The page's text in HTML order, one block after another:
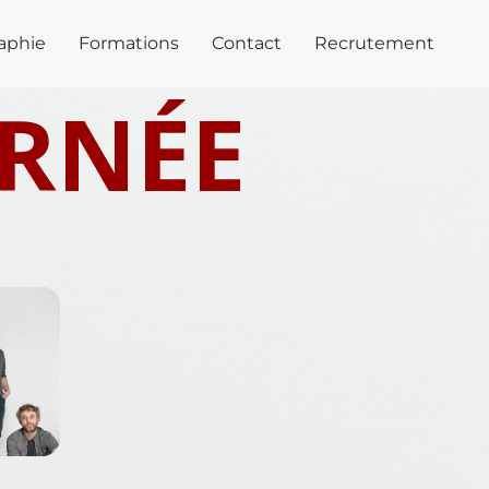
Formations Contact Recrutement